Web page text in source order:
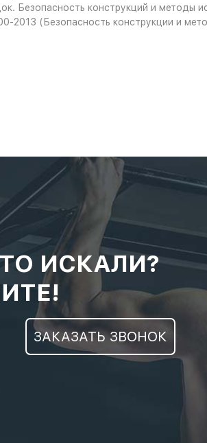
Безопасность конструкций и
2013 (Безопасность конструкции и
ИСКАЛИ?
ЗАКАЗАТЬ ЗВОНОК